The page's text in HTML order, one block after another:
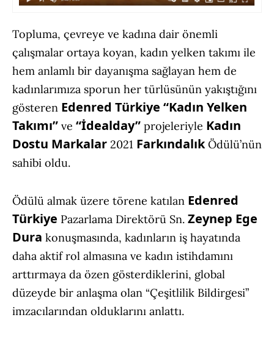
Topluma, çevreye ve kadına dair önemli
çalışmalar ortaya koyan, kadın yelken takımı ile
hem anlamlı bir dayanışma sağlayan hem de
kadınlarımıza sporun her türlüsünün yakıştığını
gösteren Edenred Türkiye “Kadın Yelken
Takımı” ve “İdealday” projeleriyle Kadın
Dostu Markalar 2021 FarkındalıkÖdülü’nün
sahibi oldu.
Ödülü almak üzere törene katılan Edenred
Türkiye Pazarlama Direktörü Sn. Zeynep Ege
Dura konuşmasında, kadınların iş hayatında
daha aktif rol almasına ve kadın istihdamını
arttırmaya da özen gösterdiklerini, global
düzeyde bir anlaşma olan “Çeşitlilik Bildirgesi”
imzacılarından olduklarını anlattı.